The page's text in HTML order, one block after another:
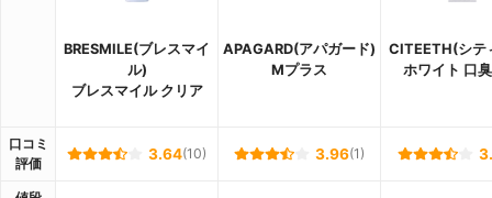
BRESMILE(ブレスマイ
ル)
ブレスマイル クリア
APAGARD(アパガード)
Mプラス
CITEETH(シテ
ホワイト 口
口コミ
評価
3.64(10) 3.96(1)